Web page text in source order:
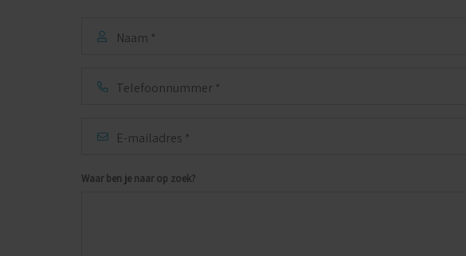
mailadres *
Waar ben je naar op zoek?